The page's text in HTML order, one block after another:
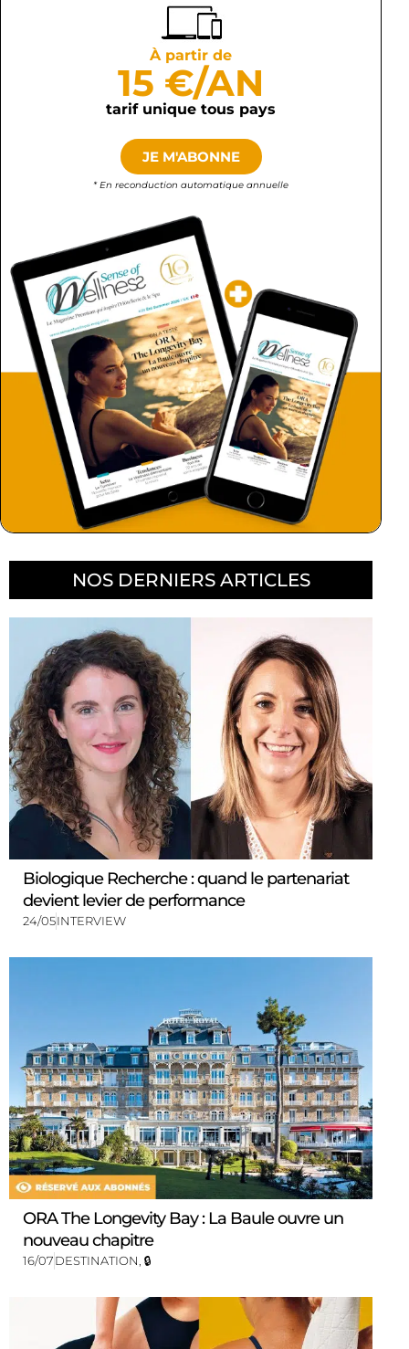
À partir de
15 €/AN
tarif unique tous pays
JE M'ABONNE
* En reconduction automatique annuelle
NOS DERNIERS ARTICLES
Biologique Recherche : quand le partenariat
devient levier de performance
24/05INTERVIEW
ORA The Longevity Bay : La Baule ouvre un
nouveau chapitre
16/07DESTINATION, 🔒